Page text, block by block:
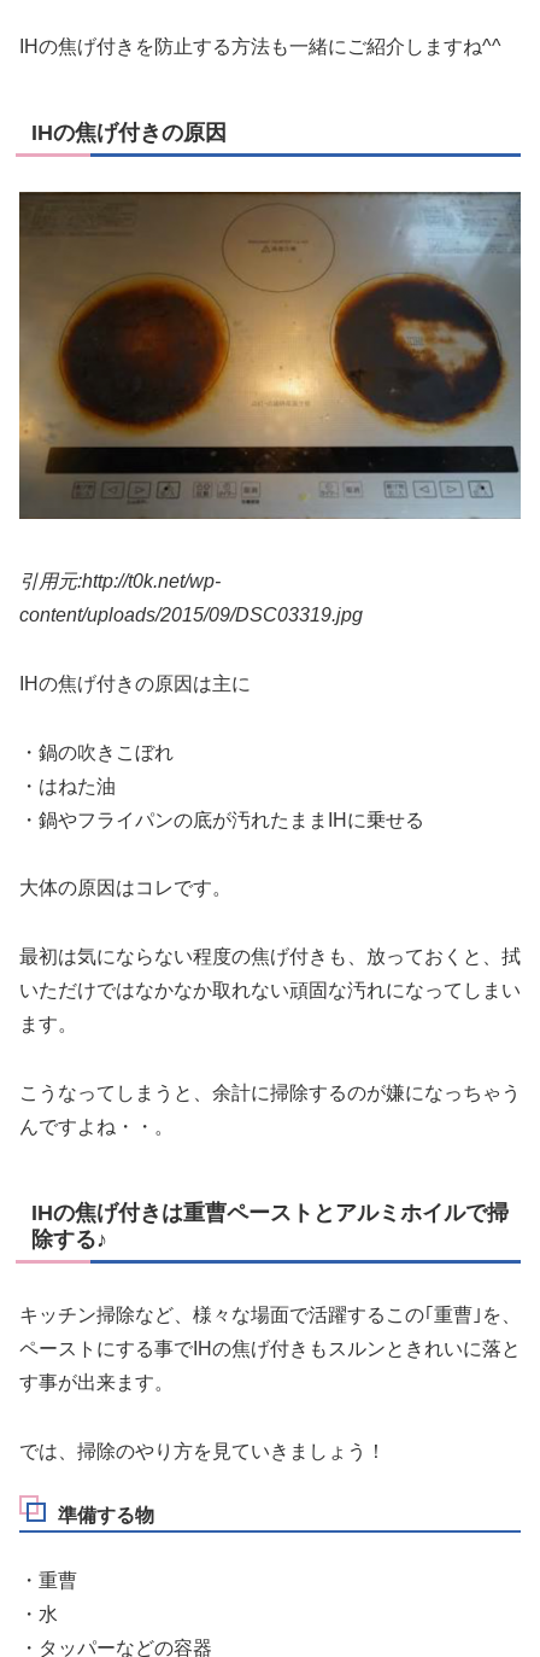
IHの焦げ付きを防止する方法も一緒にご紹介しますね^^
IHの焦げ付きの原因
引用元:http://t0k.net/wp-
content/uploads/2015/09/DSC03319.jpg
IHの焦げ付きの原因は主に
・鍋の吹きこぼれ
・はねた油
・鍋やフライパンの底が汚れたままIHに乗せる
大体の原因はコレです。
最初は気にならない程度の焦げ付きも、放っておくと、拭
いただけではなかなか取れない頑固な汚れになってしまい
ます。
こうなってしまうと、余計に掃除するのが嫌になっちゃう
んですよね・・。
IHの焦げ付きは重曹ペーストとアルミホイルで掃
除する♪
キッチン掃除など、様々な場面で活躍するこの｢重曹｣を、
ペーストにする事でIHの焦げ付きもスルンときれいに落と
す事が出来ます。
では、掃除のやり方を見ていきましょう！
準備する物
・重曹
・水
・タッパーなどの容器